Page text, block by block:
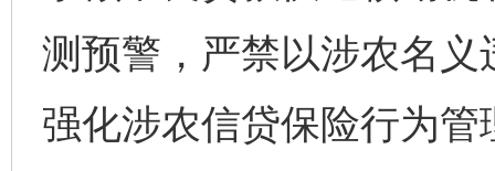
测预警，严禁以涉农名
强化涉农信贷保险行为